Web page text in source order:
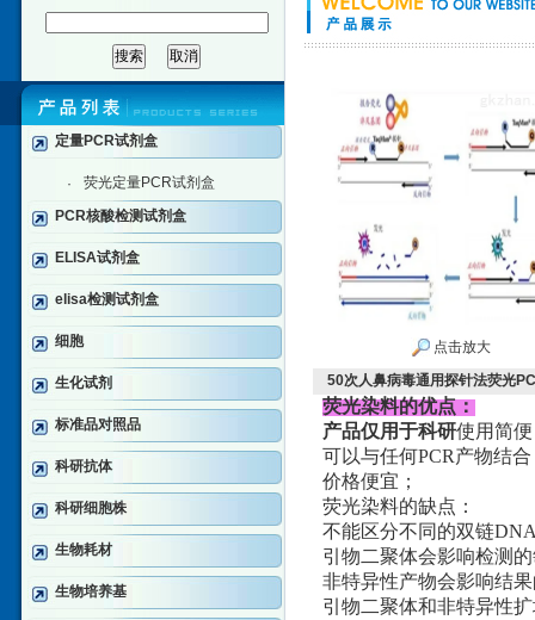
定量PCR试剂盒
·
荧光定量PCR试剂盒
PCR核酸检测试剂盒
ELISA试剂盒
elisa检测试剂盒
细胞
生化试剂
标准品对照品
科研抗体
科研细胞株
生物耗材
生物培养基
点击放大
50次人鼻病毒通用探针法荧光
荧光染料的优点：
产品仅用于科研使用简
可以与任何PCR产物结合
价格便宜；
荧光染料的缺点：
不能区分不同的双链
引物二聚体会影响检测
非特异性产物会影响结
引物二聚体和非特异性